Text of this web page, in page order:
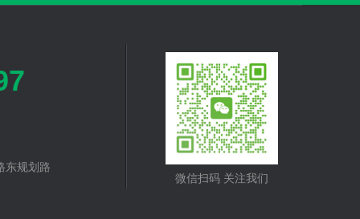
东规划路
微信扫码 关注我们